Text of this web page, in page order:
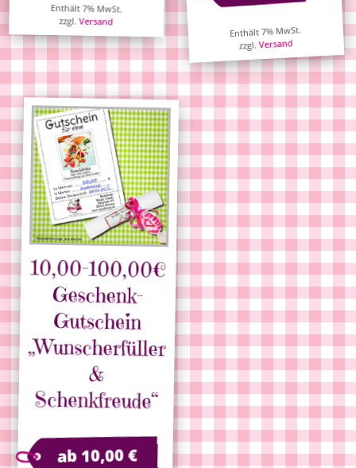
Enthält 7% MwSt.
zzgl.Versand
Enthält 7% MwSt.
zzgl.Versand
10,00-100,00€
Geschenk-
Gutschein
„Wunscherfüller
&
Schenkfreude“
ab10,00€